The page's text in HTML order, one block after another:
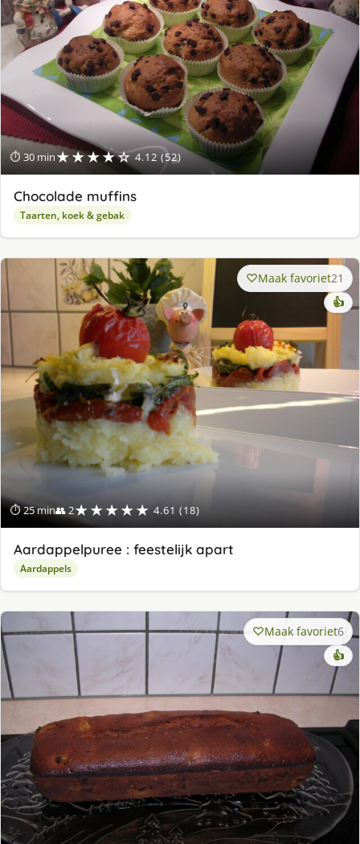
⏱ 30 min★★★★☆ 4.12 (52)
Chocolade muffins
Taarten, koek & gebak
⏱ 25 min👥 2★★★★★ 4.61 (18)
Maak favoriet21
👍
Aardappelpuree : feestelijk apart
Aardappels
Maak favoriet6
👍